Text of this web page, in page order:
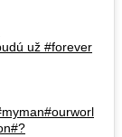
už #forever